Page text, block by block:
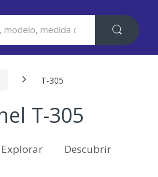
T-305
T-305
Explorar Descubrir